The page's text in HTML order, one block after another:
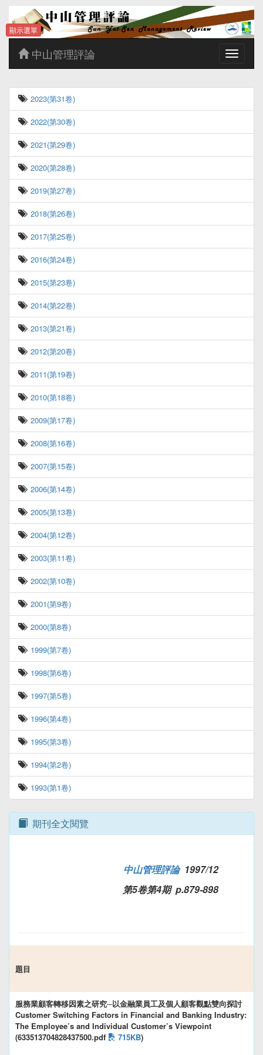
Toggle
中山管理評論
2023(第31卷)
2022(第30卷)
2021(第29卷)
2020(第28卷)
2019(第27卷)
2018(第26卷)
2017(第25卷)
2016(第24卷)
2015(第23卷)
2014(第22卷)
2013(第21卷)
2012(第20卷)
2011(第19卷)
2010(第18卷)
2009(第17卷)
2008(第16卷)
2007(第15卷)
2006(第14卷)
2005(第13卷)
2004(第12卷)
2003(第11卷)
2002(第10卷)
2001(第9卷)
2000(第8卷)
1999(第7卷)
1998(第6卷)
1997(第5卷)
1996(第4卷)
1995(第3卷)
1994(第2卷)
1993(第1卷)
顯示選單
期刊全文閱覽
中山管理評論1997/12
第5卷第4期 p.879-898
題目
服務業顧客轉移因素之研究─以金融業員工及個人顧客觀點雙向探討
Customer Switching Factors in Financial and Banking Industry:
The Employee’s and Individual Customer’s Viewpoint
(633513704828437500.pdf
715KB)